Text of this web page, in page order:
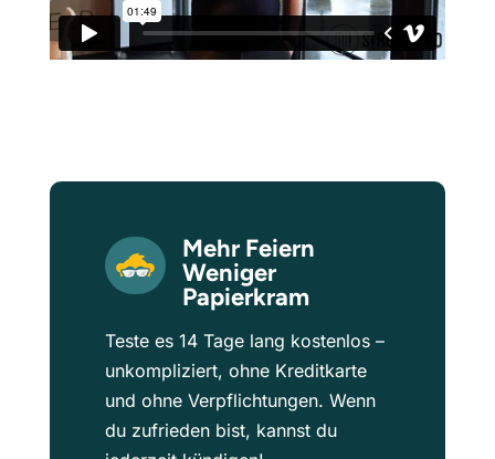
Mehr Feiern
Weniger
Papierkram
Teste es 14 Tage lang kostenlos –
unkompliziert, ohne Kreditkarte
und ohne Verpflichtungen. Wenn
du zufrieden bist, kannst du